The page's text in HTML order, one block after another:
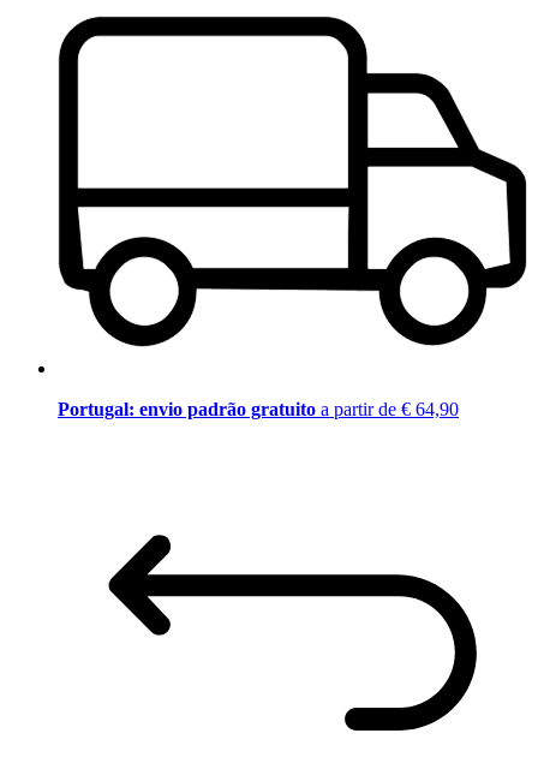
Portugal: envio padrão gratuito a partir de € 64,90